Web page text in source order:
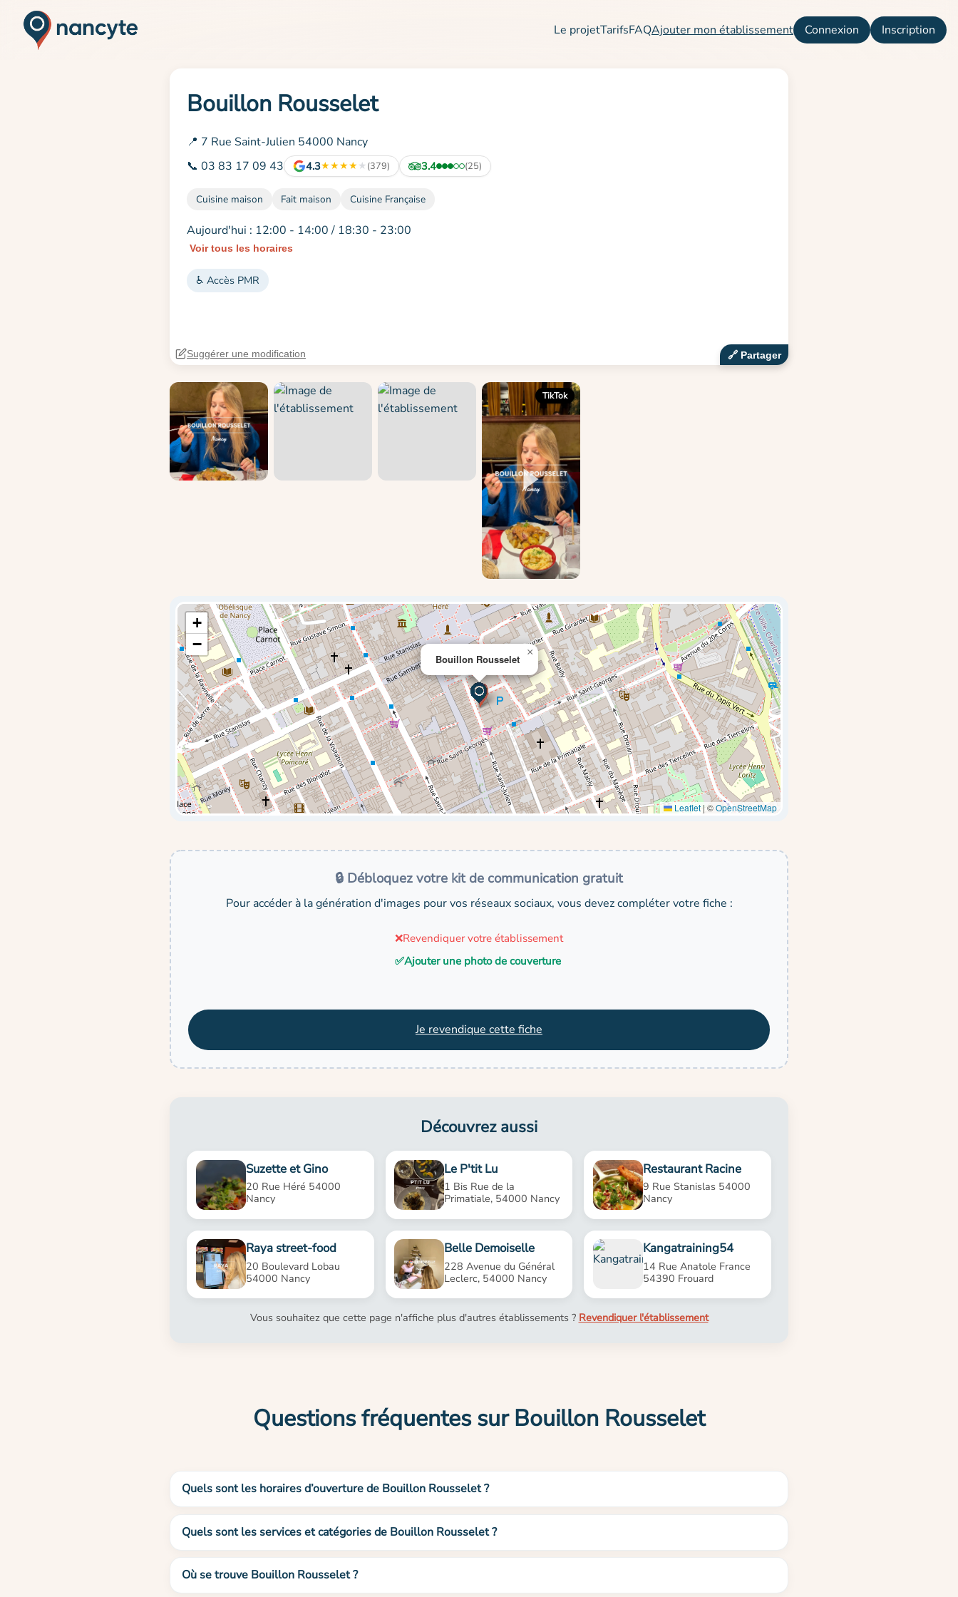
Le projetTarifsFAQAjouter mon établissement Connexion Inscription
Bouillon Rousselet
📍 7 Rue Saint-Julien 54000 Nancy
📞 03 83 17 09 43
4.3★★★★★ (379) 3.4 (25)
Cuisine maison Fait maison Cuisine Française
Aujourd'hui : 12:00 - 14:00 / 18:30 - 23:00
Voir tous les horaires
♿ Accès PMR
🔗‍️ Partager
Suggérer une modification
TikTok
Bouillon Rousselet
×
+
−
Leaflet | ©OpenStreetMap
🔒 Débloquez votre kit de communication gratuit
Pour accéder à la génération d'images pour vos réseaux sociaux, vous devez compléter votre fiche :
❌Revendiquer votre établissement
✅Ajouter une photo de couverture
Je revendique cette fiche
Découvrez aussi
Suzette et Gino
20 Rue Héré 54000
Nancy
Le P'tit Lu
1 Bis Rue de la
Primatiale, 54000 Nancy
Restaurant Racine
9 Rue Stanislas 54000
Nancy
Raya street-food
20 Boulevard Lobau
54000 Nancy
Belle Demoiselle
228 Avenue du Général
Leclerc, 54000 Nancy
Kangatraining54
14 Rue Anatole France
54390 Frouard
Vous souhaitez que cette page n'affiche plus d'autres établissements ? Revendiquer l'établissement
Questions fréquentes sur Bouillon Rousselet
Quels sont les horaires d’ouverture de Bouillon Rousselet ?
Quels sont les services et catégories de Bouillon Rousselet ?
Où se trouve Bouillon Rousselet ?